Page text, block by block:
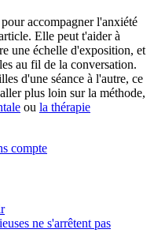
accompagner l'anxiété
Elle peut t'aider à
une échelle d'exposition, et
au fil de la conversation.
d'une séance à l'autre, ce
plus loin sur la méthode,
ou la thérapie
compte
ne s'arrêtent pas